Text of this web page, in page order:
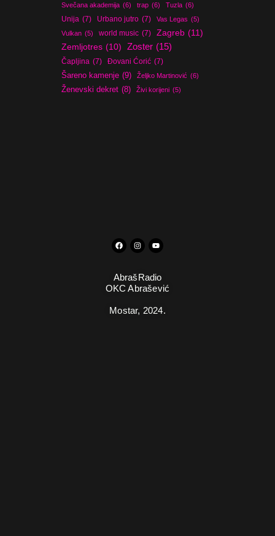
Svečana akademija (6) trap (6) Tuzla (6)
Unija (7) Urbano jutro (7) Vas Legas (5)
Vulkan (5) world music (7) Zagreb (11)
Zemljotres (10) Zoster (15)
Čapljina (7) Đovani Ćorić (7)
Šareno kamenje (9) Željko Martinović (6)
Ženevski dekret (8) Živi korijeni (5)
AbrašRadio
OKC Abrašević
Mostar, 2024.